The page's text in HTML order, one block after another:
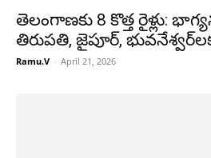
తెలంగాణకు 8 కొత్త రైళ్లు:
తిరుపతి, జైపూర్,
Ramu.V - April 21, 2026